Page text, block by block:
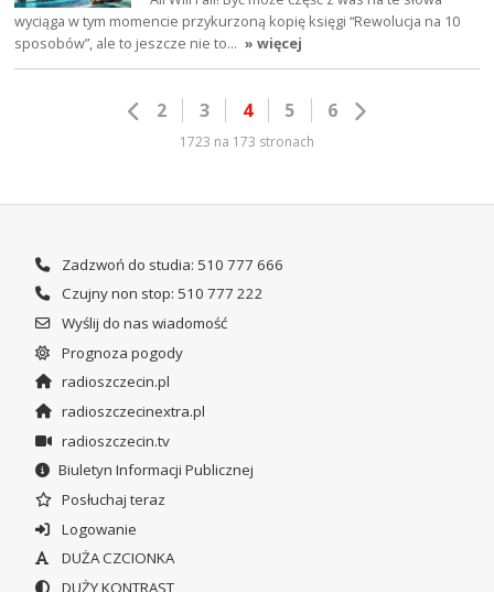
wyciąga w tym momencie przykurzoną kopię księgi “Rewolucja na 10
sposobów”, ale to jeszcze nie to… » więcej
2 3 4 5 6
1723 na 173 stronach
Zadzwoń do studia: 510 777 666
Czujny non stop: 510 777 222
Wyślij do nas wiadomość
Prognoza pogody
radioszczecin.pl
radioszczecinextra.pl
radioszczecin.tv
Biuletyn Informacji Publicznej
Posłuchaj teraz
Logowanie
DUŻA CZCIONKA
DUŻY KONTRAST